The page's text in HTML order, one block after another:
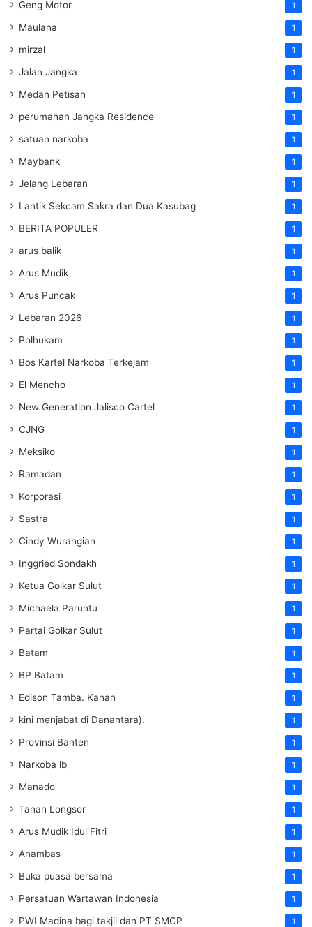
Geng Motor 1
Maulana 1
mirzal 1
Jalan Jangka 1
Medan Petisah 1
perumahan Jangka Residence 1
satuan narkoba 1
Maybank 1
Jelang Lebaran 1
Lantik Sekcam Sakra dan Dua Kasubag 1
BERITA POPULER 1
arus balik 1
Arus Mudik 1
Arus Puncak 1
Lebaran 2026 1
Polhukam 1
Bos Kartel Narkoba Terkejam 1
El Mencho 1
New Generation Jalisco Cartel 1
CJNG 1
Meksiko 1
Ramadan 1
Korporasi 1
Sastra 1
Cindy Wurangian 1
Inggried Sondakh 1
Ketua Golkar Sulut 1
Michaela Paruntu 1
Partai Golkar Sulut 1
Batam 1
BP Batam 1
Edison Tamba. Kanan 1
kini menjabat di Danantara). 1
Provinsi Banten 1
Narkoba lb 1
Manado 1
Tanah Longsor 1
Arus Mudik Idul Fitri 1
Anambas 1
Buka puasa bersama 1
Persatuan Wartawan Indonesia 1
PWI Madina bagi takjil dan PT SMGP 1